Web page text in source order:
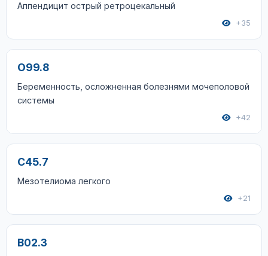
Аппендицит острый ретроцекальный
+35
O99.8
Беременность, осложненная болезнями мочеполовой
системы
+42
C45.7
Мезотелиома легкого
+21
B02.3